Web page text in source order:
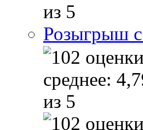
Розыгрыш с